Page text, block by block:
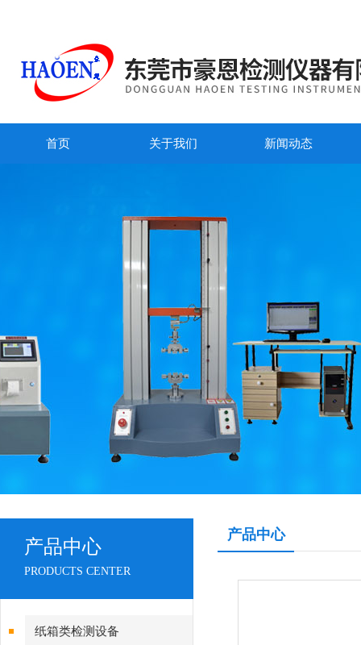
首页 关于我们 新闻动态
产品中心
PRODUCTS CENTER
纸箱类检测设备
产品中心